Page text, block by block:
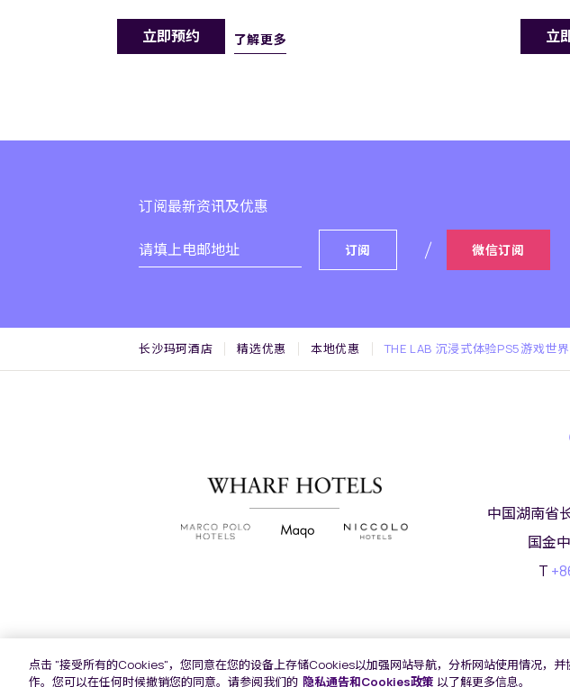
立即预约 了解更多 立
订阅最新资讯及优惠
订阅 微信订阅
长沙玛珂酒店 精选优惠 本地优惠 THE LAB 沉浸式体验PS5游戏世界
中国湖南省
国金
T
沪公网安备 31010602007664号 | 沪ICP备2022002871号-4
点击 "接受所有的Cookies"，您同意在您的设备上存储Cookies以加强网站导航，分析网站使用情况，并
作。您可以在任何时候撤销您的同意。请参阅我们的 隐私通告和Cookies政策 以了解更多信息。